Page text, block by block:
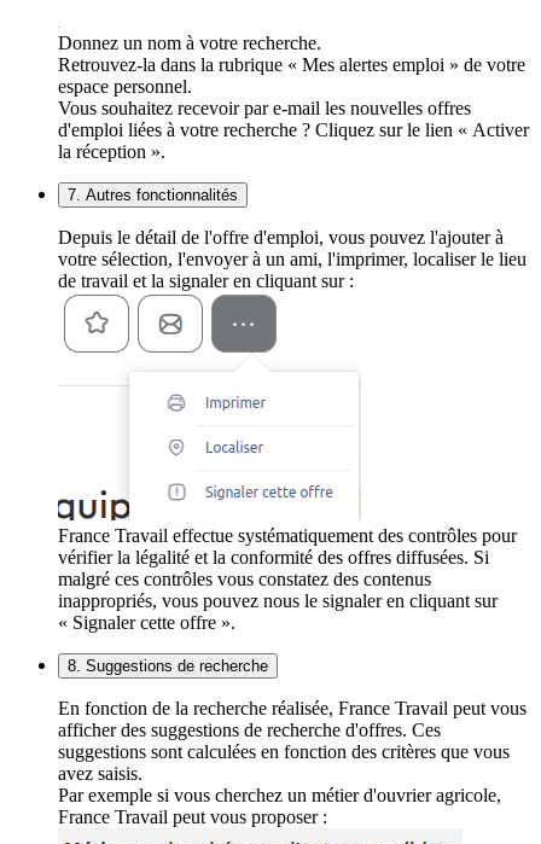
Donnez un nom à votre recherche.
Retrouvez-la dans la rubrique « Mes alertes emploi » de votre
espace personnel.
Vous souhaitez recevoir par e-mail les nouvelles offres
d'emploi liées à votre recherche ? Cliquez sur le lien « Activer
la réception ».
7. Autres fonctionnalités
Depuis le détail de l'offre d'emploi, vous pouvez l'ajouter à
votre sélection, l'envoyer à un ami, l'imprimer, localiser le lieu
de travail et la signaler en cliquant sur :
France Travail effectue systématiquement des contrôles pour
vérifier la légalité et la conformité des offres diffusées. Si
malgré ces contrôles vous constatez des contenus
inappropriés, vous pouvez nous le signaler en cliquant sur
« Signaler cette offre ».
8. Suggestions de recherche
En fonction de la recherche réalisée, France Travail peut vous
afficher des suggestions de recherche d'offres. Ces
suggestions sont calculées en fonction des critères que vous
avez saisis.
Par exemple si vous cherchez un métier d'ouvrier agricole,
France Travail peut vous proposer :